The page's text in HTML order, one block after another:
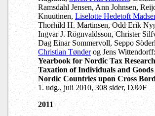
Ramsdahl Jensen, Ann Johnsen,
Knuutinen,Liselotte Hedetoft
Thorhild H. Martinsen, Odd Erik
Ingvar J. Rögnvaldsson, Christer
Dag Einar Sommervoll, Seppo
Christian Tønderog Jens Wittendorff:
Yearbook for Nordic Tax
Taxation of Individuals and
Nordic Countries upon Cross
1. udg.,juli 2010, 308sider, DJØF
2011